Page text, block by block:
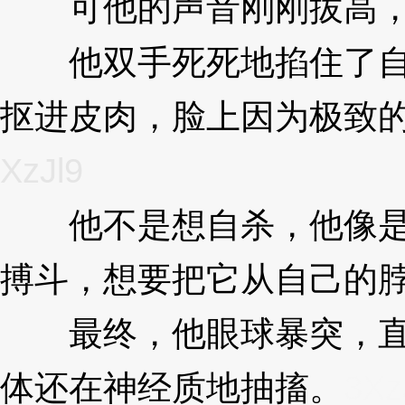
可他的声音刚刚拔高
他双手死死地掐住了自
抠进皮肉，脸上因为极致
他不是想自杀，他像是
搏斗，想要把它从自己的
最终，他眼球暴突，直
体还在神经质地抽搐。